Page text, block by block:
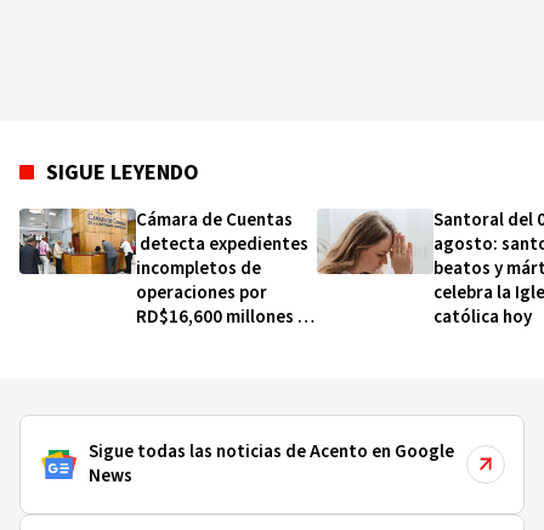
SIGUE LEYENDO
Cámara de Cuentas
detecta expedientes
incompletos de
operaciones por
RD$16,600 millones en
Santoral del
agosto:
beatos y
celebra la
católica hoy
Sigue todas las noticias de Acento en Google
News